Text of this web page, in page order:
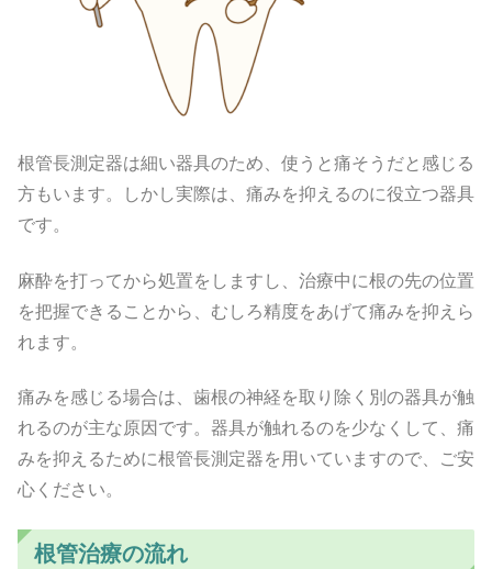
根管長測定器は細い器具のため、使うと痛そうだと感じる
方もいます。しかし実際は、痛みを抑えるのに役立つ器具
です。
麻酔を打ってから処置をしますし、治療中に根の先の位置
を把握できることから、むしろ精度をあげて痛みを抑えら
れます。
痛みを感じる場合は、歯根の神経を取り除く別の器具が触
れるのが主な原因です。器具が触れるのを少なくして、痛
みを抑えるために根管長測定器を用いていますので、ご安
心ください。
根管治療の流れ